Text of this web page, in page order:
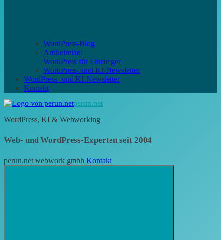
WordPress-Blog
Artikelreihe:
WordPress für Einsteiger
WordPress- und KI-Newsletter
WordPress- und KI-Newsletter
Kontakt
perun.net
WordPress, KI & Webworking
Web- und WordPress-Experten seit 2004
perun.net webwork gmbh Kontakt